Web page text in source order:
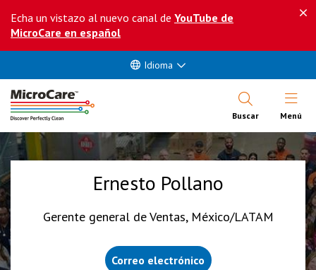
Echa un vistazo al nuevo canal de YouTube de
MicroCare en español
Idioma
Buscar Abrir
Menú
Ernesto Pollano
Gerente general de Ventas, México/LATAM
Correo electrónico